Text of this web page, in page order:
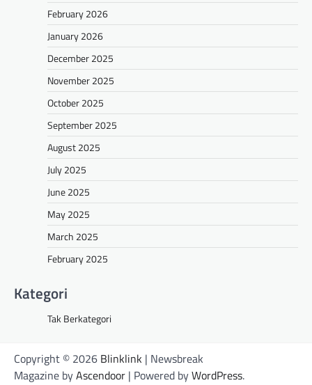
February 2026
January 2026
December 2025
November 2025
October 2025
September 2025
August 2025
July 2025
June 2025
May 2025
March 2025
February 2025
Kategori
Tak Berkategori
Copyright © 2026 Blinklink | Newsbreak
Magazine byAscendoor | Powered byWordPress.